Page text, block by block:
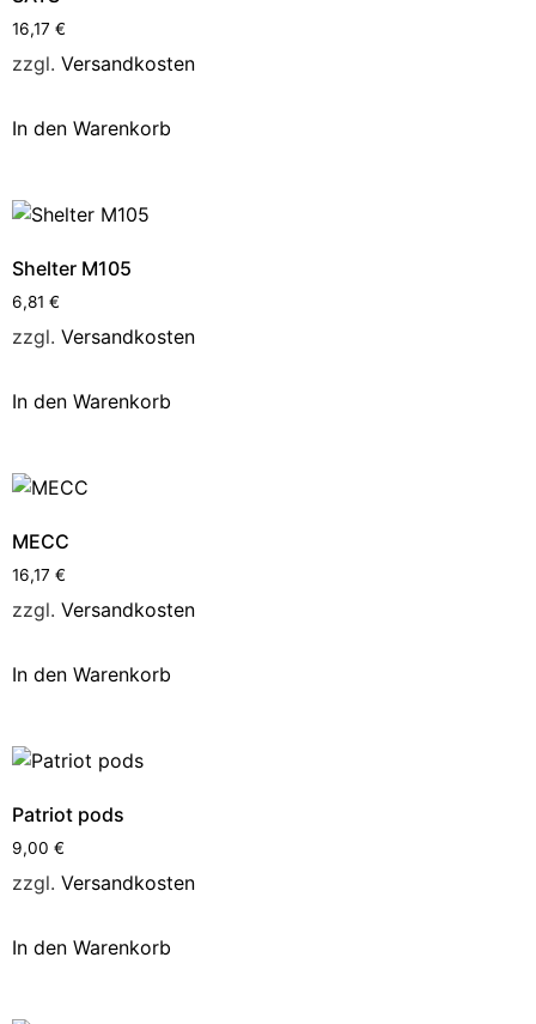
16,17 €
zzgl. Versandkosten
In den Warenkorb
Shelter M105
6,81 €
zzgl. Versandkosten
In den Warenkorb
MECC
16,17 €
zzgl. Versandkosten
In den Warenkorb
Patriot pods
9,00 €
zzgl. Versandkosten
In den Warenkorb